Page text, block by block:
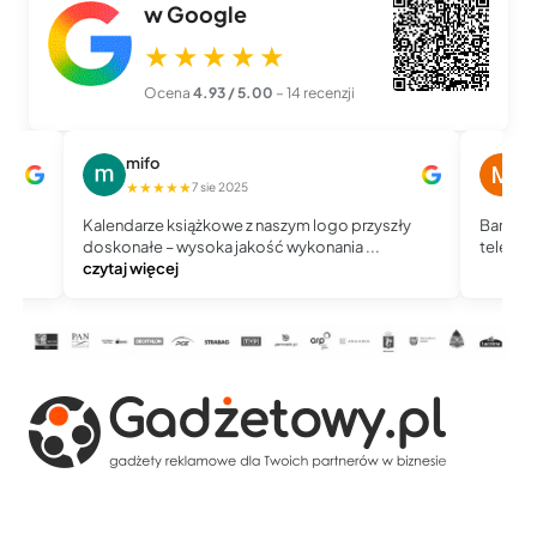
w Google
★★★★★
Ocena 4.93 / 5.00 – 14 recenzji
mifo
★★★★★7 sie 2025
Kalendarze książkowe z naszym logo przyszły
doskonałe – wysoka jakość wykonania ...
czytaj więcej
Bardzo